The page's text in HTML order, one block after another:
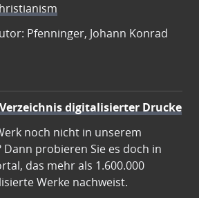
Pfenninger, Johann Konrad
digitalisierter Drucke
noch nicht in unserem
Dann probieren Sie es doch in
das mehr als 1.600.000
Werke nachweist.